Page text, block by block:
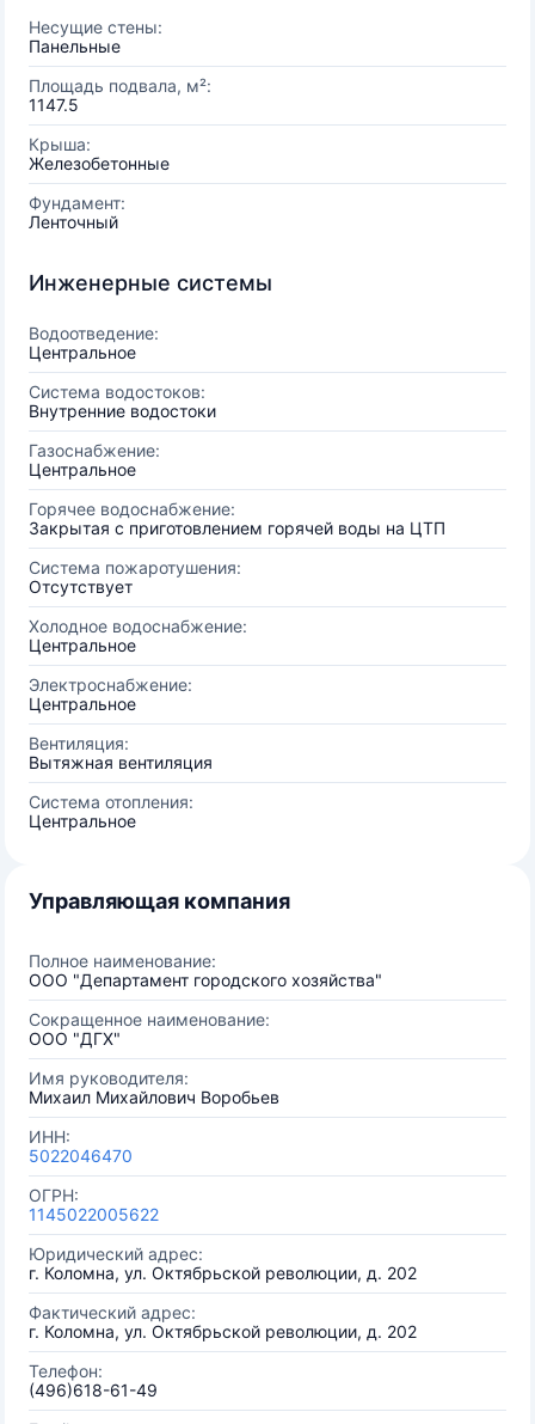
Несущие стены:
Панельные
Площадь подвала, м²:
1147.5
Крыша:
Железобетонные
Фундамент:
Ленточный
Инженерные системы
Водоотведение:
Центральное
Система водостоков:
Внутренние водостоки
Газоснабжение:
Центральное
Горячее водоснабжение:
Закрытая с приготовлением горячей воды на ЦТП
Система пожаротушения:
Отсутствует
Холодное водоснабжение:
Центральное
Электроснабжение:
Центральное
Вентиляция:
Вытяжная вентиляция
Система отопления:
Центральное
Управляющая компания
Полное наименование:
ООО "Департамент городского хозяйства"
Сокращенное наименование:
ООО "ДГХ"
Имя руководителя:
Михаил Михайлович Воробьев
ИНН:
5022046470
ОГРН:
1145022005622
Юридический адрес:
г. Коломна, ул. Октябрьской революции, д. 202
Фактический адрес:
г. Коломна, ул. Октябрьской революции, д. 202
Телефон:
(496)618-61-49